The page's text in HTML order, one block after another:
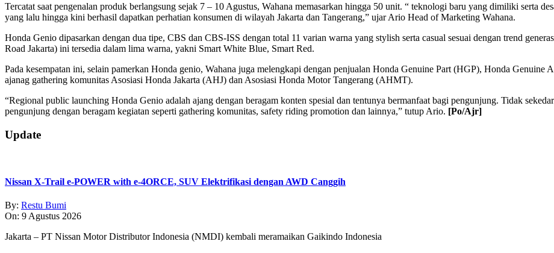
Tercatat saat pengenalan produk berlangsung sejak 7 – 10 Agustus, Wahana memasarkan hingga 50 unit. “ teknologi baru yang dimiliki serta
yang lalu hingga kini berhasil dapatkan perhatian konsumen di wilayah Jakarta dan Tangerang,” ujar Ario Head of Marketing Wahana.
Honda Genio dipasarkan dengan dua tipe, CBS dan CBS-ISS dengan total 11 varian warna yang stylish serta casual sesuai dengan trend
Road Jakarta) ini tersedia dalam lima warna, yakni Smart White Blue, Smart Red.
Pada kesempatan ini, selain pamerkan Honda genio, Wahana juga melengkapi dengan penjualan Honda Genuine Part (HGP), Honda Genuine
ajanag gathering komunitas Asosiasi Honda Jakarta (AHJ) dan Asosiasi Honda Motor Tangerang (AHMT).
“Regional public launching Honda Genio adalah ajang dengan beragam konten spesial dan tentunya bermanfaat bagi pengunjung. Tidak
pengunjung dengan beragam kegiatan seperti gathering komunitas, safety riding promotion dan lainnya,” tutup Ario. [Po/Ajr]
2019-
08-
Update
Nissan X-Trail e-POWER with e-4ORCE, SUV Elektrifikasi dengan AWD Canggih
By: Restu Bumi
On: 9 Agustus 2026
Jakarta – PT Nissan Motor Distributor Indonesia (NMDI) kembali meramaikan Gaikindo Indonesia